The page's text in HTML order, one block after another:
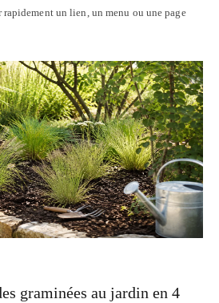
un lien, un menu ou une page
graminées au jardin en 4